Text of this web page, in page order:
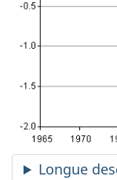
Longue